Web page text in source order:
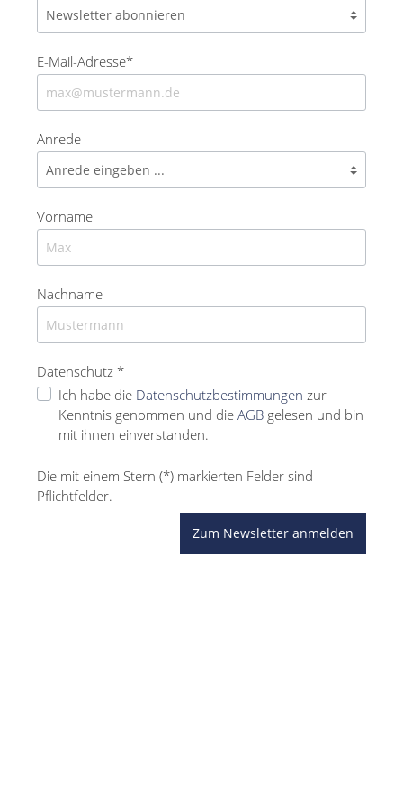
E-Mail-Adresse*
Anrede
Vorname
Nachname
Datenschutz *
Ich habe die Datenschutzbestimmungen zur
Kenntnis genommen und die AGB gelesen und bin
mit ihnen einverstanden.
Die mit einem Stern (*) markierten Felder sind
Pflichtfelder.
Zum Newsletter anmelden